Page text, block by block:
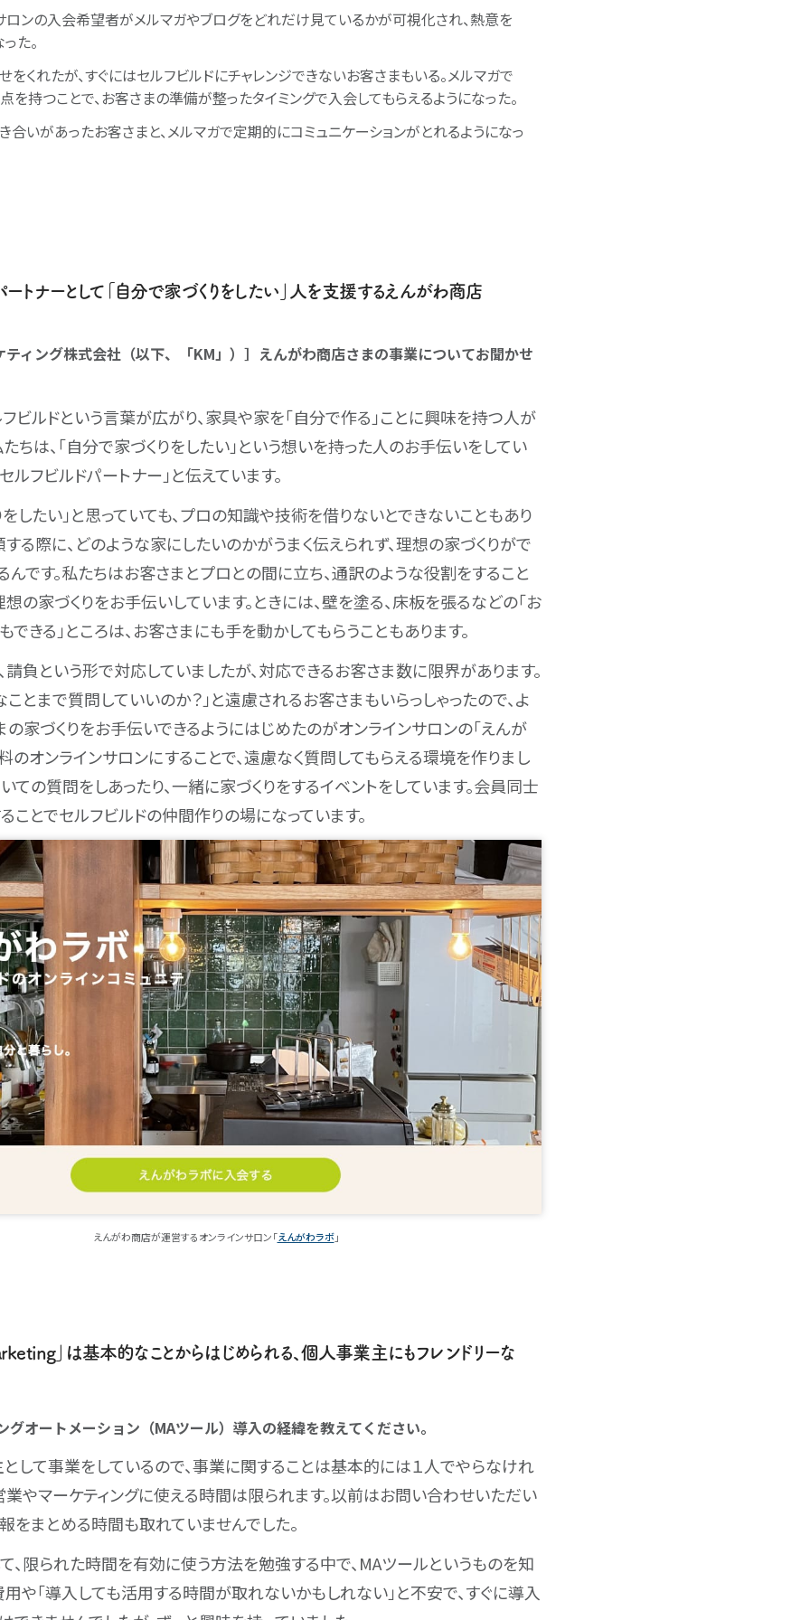
ロンの入会希望者がメルマガやブログをどれだけ見ているかが可視化され、熱意を
た。
をくれたが、すぐにはセルフビルドにチャレンジできないお客さまもいる。メルマガで
を持つことで、お客さまの準備が整ったタイミングで入会してもらえるようになった。
合いがあったお客さまと、メルマガで定期的にコミュニケーションがとれるようになっ
ートナーとして「自分で家づくりをしたい」人を支援するえんがわ商店
ィング株式会社（以下、「KM」）］えんがわ商店さまの事業についてお聞かせ
ビルドという言葉が広がり、家具や家を「自分で作る」ことに興味を持つ人が
ちは、「自分で家づくりをしたい」という想いを持った人のお手伝いをしてい
ルフビルドパートナー」と伝えています。
をしたい」と思っていても、プロの知識や技術を借りないとできないこともあり
する際に、どのような家にしたいのかがうまく伝えられず、理想の家づくりがで
んです。私たちはお客さまとプロとの間に立ち、通訳のような役割をすること
の家づくりをお手伝いしています。ときには、壁を塗る、床板を張るなどの「お
きる」ところは、お客さまにも手を動かしてもらうこともあります。
請負という形で対応していましたが、対応できるお客さま数に限界があります。
とまで質問していいのか？」と遠慮されるお客さまもいらっしゃったので、よ
の家づくりをお手伝いできるようにはじめたのがオンラインサロンの「えんが
料のオンラインサロンにすることで、遠慮なく質問してもらえる環境を作りまし
ての質問をしあったり、一緒に家づくりをするイベントをしています。会員同士
ことでセルフビルドの仲間作りの場になっています。
えんがわ商店が運営するオンラインサロン「えんがわラボ」
」は基本的なことからはじめられる、個人事業主にもフレンドリーな
オートメーション（MAツール）導入の経緯を教えてください。
して事業をしているので、事業に関することは基本的には１人でやらなけれ
業やマーケティングに使える時間は限られます。以前はお問い合わせいただい
をまとめる時間も取れていませんでした。
、限られた時間を有効に使う方法を勉強する中で、MAツールというものを知
用や「導入しても活用する時間が取れないかもしれない」と不安で、すぐに導入